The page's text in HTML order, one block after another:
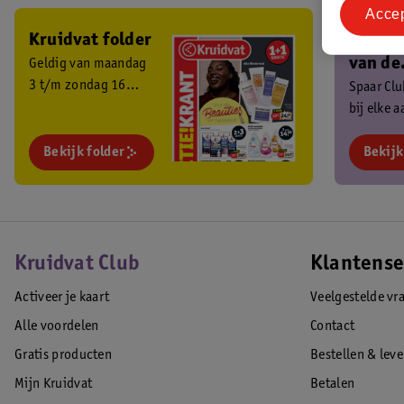
Kruidvat folder
Geldig van maandag
3 t/m zondag 16
Bekijk folder
Ben
van de
Club?
Spaar
bij elke
Kruidvat Club
Activeer je kaart
Alle voordelen
Gratis producten
Mijn Kruidvat
Veelgestelde
Contact
Bestellen &
Betalen